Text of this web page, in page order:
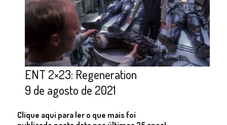
ENT 2×23: Regeneration
9 de agosto de 2021
Clique aqui para ler o que mais foi